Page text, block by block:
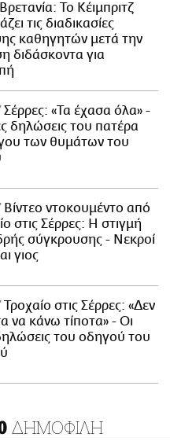
Το Κέιμπριτζ
τις διαδικασίες
καθηγητών μετά την
διδάσκοντα για
Σέρρες: «Τα έχασα όλα» -
δηλώσεις του πατέρα
των θυμάτων του
Βίντεο ντοκουμέντο από
στις Σέρρες: Η στιγμή
σύγκρουσης - Νεκροί
γιος
Τροχαίο στις Σέρρες: «Δεν
να κάνω τίποτα» - Οι
του οδηγού του
ΔΗΜΟΦΙΛΗ